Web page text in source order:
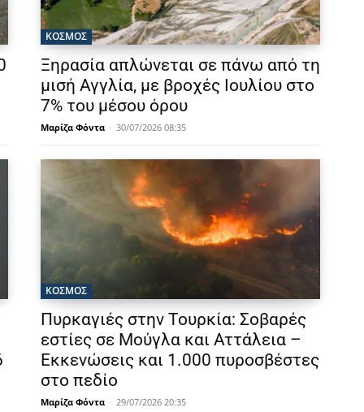
ΚΟΣΜΟΣ
Ξηρασία απλώνεται σε πάνω από τη
μισή Αγγλία, με βροχές Ιουλίου στο
7% του μέσου όρου
Μαρίζα Φόντα - 30/07/2026 08:35
ΚΟΣΜΟΣ
Πυρκαγιές στην Τουρκία: Σοβαρές
εστίες σε Μούγλα και Αττάλεια –
Εκκενώσεις και 1.000 πυροσβέστες
στο πεδίο
Μαρίζα Φόντα - 29/07/2026 20:35